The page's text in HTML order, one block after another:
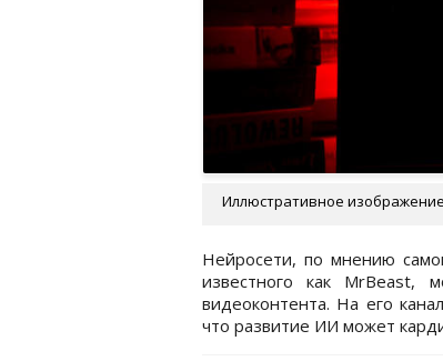
Иллюстративное
Нейросети, по мнению
известного как MrBeast,
видеоконтента. На его
что развитие ИИ может